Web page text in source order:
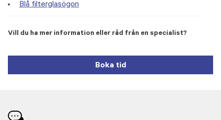
Blå filterglasögon
Vill du ha mer information eller råd från en specialist?
Boka tid